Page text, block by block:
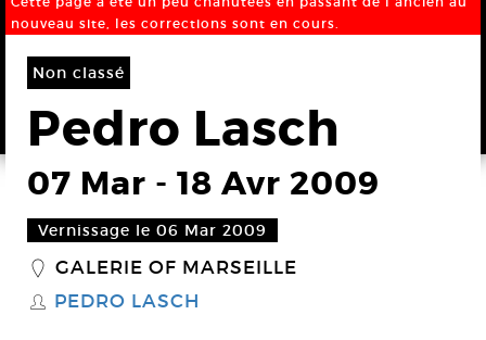
nouveau site, les corrections sont en cours.
Non classé
Pedro Lasch
07 Mar - 18 Avr 2009
Vernissage le 06 Mar 2009
_ GALERIE OF MARSEILLE
S PEDRO LASCH